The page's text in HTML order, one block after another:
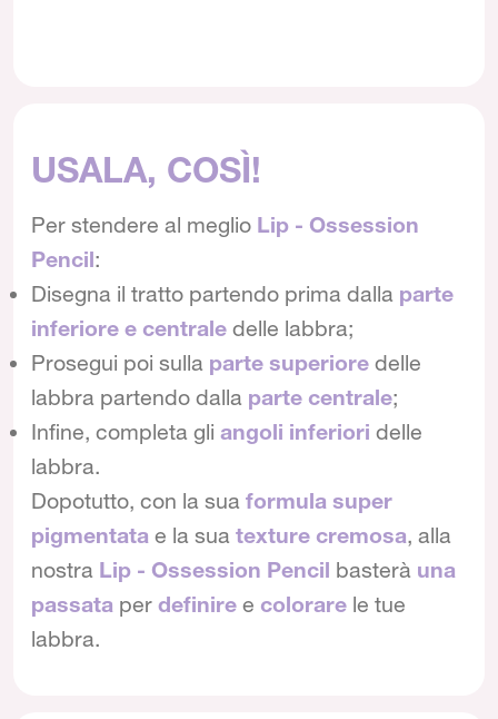
USALA, COSÌ!
Per stendere al meglio Lip - Ossession
Pencil:
Disegna il tratto partendo prima dalla parte
inferiore e centrale delle labbra;
Prosegui poi sulla parte superiore delle
labbra partendo dalla parte centrale;
Infine, completa gli angoli inferiori delle
labbra.
Dopotutto, con la sua formula super
pigmentata e la sua texture cremosa, alla
nostra Lip - Ossession Pencil basterà una
passata per definire e colorare le tue
labbra.